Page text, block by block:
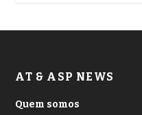
AT & ASP NEWS
Quem somos